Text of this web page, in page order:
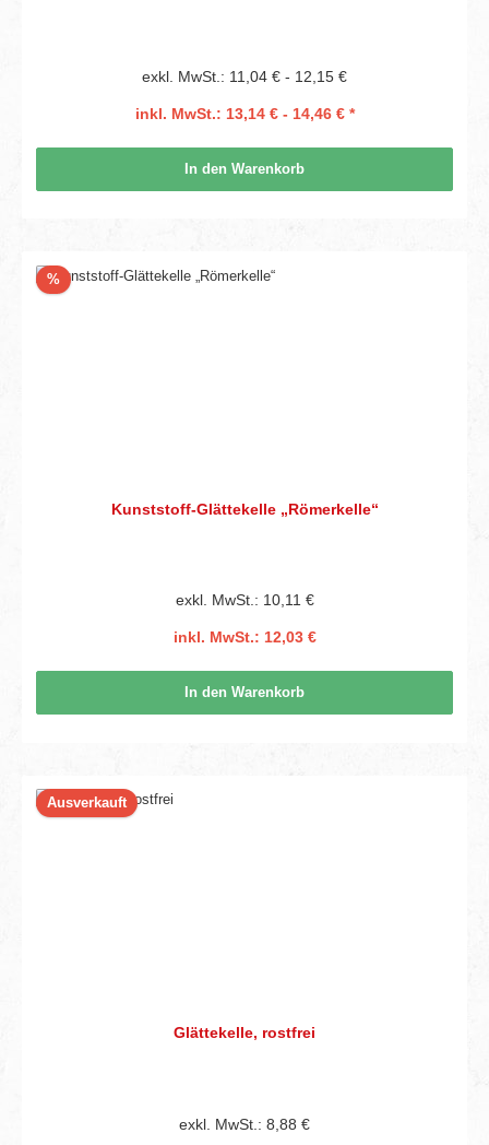
exkl. MwSt.: 11,04 € - 12,15 €
inkl. MwSt.: 13,14 € - 14,46 € *
In den Warenkorb
%Rabatt
Kunststoff-Glättekelle „Römerkelle“
exkl. MwSt.: 10,11 €
inkl. MwSt.: 12,03 €
In den Warenkorb
Ausverkauft
Glättekelle, rostfrei
exkl. MwSt.: 8,88 €